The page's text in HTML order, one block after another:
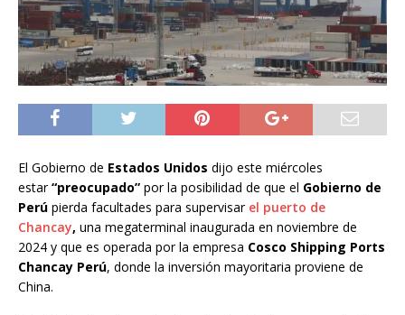
El Gobierno de Estados Unidos dijo este miércoles
estar“preocupado” por la posibilidad de que el Gobierno de
Perú pierda facultades para supervisar el puerto de
Chancay, una megaterminal inaugurada en noviembre de
2024 y que es operada por la empresa Cosco Shipping Ports
Chancay Perú, donde la inversión mayoritaria proviene de
China.